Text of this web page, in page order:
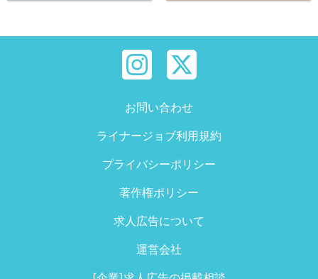
お問い合わせ
ライナージョブ利用規約
プライバシーポリシー
著作権ポリシー
求人広告について
運営会社